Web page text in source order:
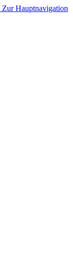
Zur Hauptnavigation